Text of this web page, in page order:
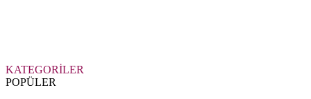
KATEGORİLER
POPÜLER